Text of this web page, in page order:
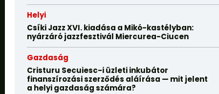
Helyi
Csíki Jazz XVI. kiadása a Mikó-kastélyban:
nyárzáró jazzfesztivál Miercurea-Ciucen
Gazdaság
Cristuru Secuiesc-i üzleti inkubátor
finanszírozási szerződés aláírása — mit jelent
a helyi gazdaság számára?